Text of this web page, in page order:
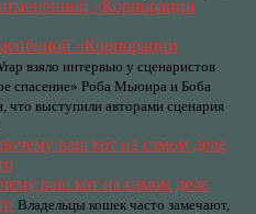
«Корпорации
взяло интервью у сценаристов
спасение» Роба Мьюира и Боба
что выступили авторами сценария
ваш кот на самом деле
Владельцы кошек часто замечают,